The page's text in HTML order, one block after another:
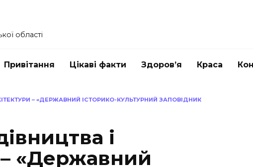
області
Привітання Цікаві факти Здоров’я Краса
– «ДЕРЖАВНИЙ ІСТОРИКО-КУЛЬТУРНИЙ ЗАПОВІДНИК
і
– «Державний